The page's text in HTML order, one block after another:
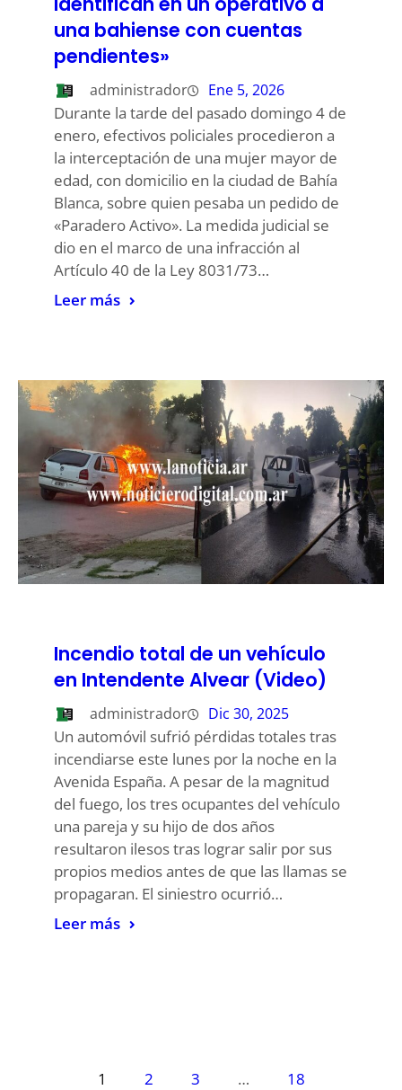
una bahiense con cuentas
pendientes»
administrador Ene 5, 2026
Durante la tarde del pasado domingo 4 de
enero, efectivos policiales procedieron a
la interceptación de una mujer mayor de
edad, con domicilio en la ciudad de Bahía
Blanca, sobre quien pesaba un pedido de
«Paradero Activo». La medida judicial se
dio en el marco de una infracción al
Artículo 40 de la Ley 8031/73…
Leer más
Incendio total de un vehículo
en Intendente Alvear (Video)
administrador Dic 30, 2025
Un automóvil sufrió pérdidas totales tras
incendiarse este lunes por la noche en la
Avenida España. A pesar de la magnitud
del fuego, los tres ocupantes del vehículo
una pareja y su hijo de dos años
resultaron ilesos tras lograr salir por sus
propios medios antes de que las llamas se
propagaran. El siniestro ocurrió…
Leer más
1 2 3 … 18